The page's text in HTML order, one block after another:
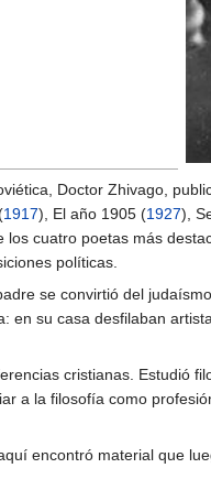
Doctor Zhivago,
1917), El año 1905 (1927),
los cuatro poetas más
políticas.
se convirtió del
en su casa desfilaban
cristianas. Estudió
a la filosofía como
encontró material que